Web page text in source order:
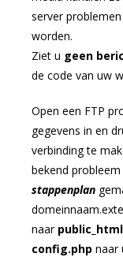
server
worden.
Ziet u geen
de code van uw
Open een FTP
gegevens in en
verbinding te
bekend
stappenplan
naar
config.php naar